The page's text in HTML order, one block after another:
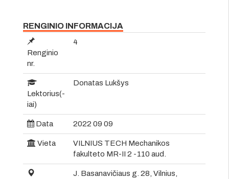
RENGINIO INFORMACIJA
Renginio
nr.
4
Lektorius(-
iai)
Donatas Lukšys
Data 2022 09 09
Vieta
VILNIUS TECH Mechanikos
fakulteto MR-II 2 -110 aud.
J. Basanavičiaus g. 28, Vilnius,